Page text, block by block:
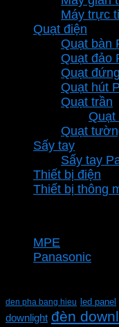
Máy trực
Quạt điện
Quạt bàn
Quạt đảo
Quạt
Quạt hút
Quạt trần
Quạt
Quạt
Sấy tay
Sấy tay
Thiết bị điện
Thiết bị thông
MPE
Panasonic
den pha bang hieu led panel
downlight đèn